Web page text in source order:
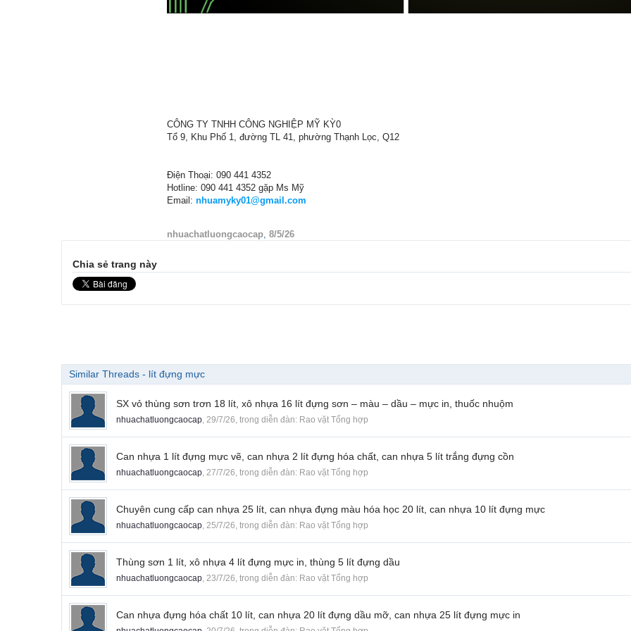
CÔNG TY TNHH CÔNG NGHIỆP MỸ KỲ0
Tổ 9, Khu Phố 1, đường TL 41, phường Thạnh Lọc, Q12
Điện Thoại: 090 441 4352
Hotline: 090 441 4352 gặp Ms Mỹ
Email: nhuamyky01@gmail.com
nhuachatluongcaocap 8/5/26
Chia sẻ trang này
Similar Threads - lít đựng mực
SX vỏ thùng sơn trơn 18 lít, xô nhựa 16 lít đựng sơn – màu – dầu – mực in, thuốc nhuộm
nhuachatluongcaocap 29/7/26 , trong diễn đàn: Rao vặt Tổng hợp
Can nhựa 1 lít đựng mực vẽ, can nhựa 2 lít đựng hóa chất, can nhựa 5 lít trắng đựng cồn
nhuachatluongcaocap 27/7/26 , trong diễn đàn: Rao vặt Tổng hợp
Chuyên cung cấp can nhựa 25 lít, can nhựa đựng màu hóa học 20 lít, can nhựa 10 lít đựng mực
nhuachatluongcaocap 25/7/26 , trong diễn đàn: Rao vặt Tổng hợp
Thùng sơn 1 lít, xô nhựa 4 lít đựng mực in, thùng 5 lít đựng dầu
nhuachatluongcaocap 23/7/26 , trong diễn đàn: Rao vặt Tổng hợp
Can nhựa đựng hóa chất 10 lít, can nhựa 20 lít đựng dầu mỡ, can nhựa 25 lít đựng mực in